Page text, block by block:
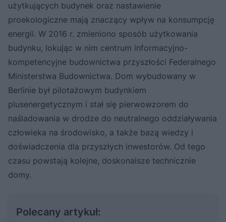
użytkujących budynek oraz nastawienie
proekologiczne mają znaczący wpływ na konsumpcję
energii. W 2016 r. zmieniono sposób użytkowania
budynku, lokując w nim centrum informacyjno-
kompetencyjne budownictwa przyszłości Federalnego
Ministerstwa Budownictwa. Dom wybudowany w
Berlinie był pilotażowym budynkiem
plusenergetycznym i stał się pierwowzorem do
naśladowania w drodze do neutralnego oddziaływania
człowieka na środowisko, a także bazą wiedzy i
doświadczenia dla przyszłych inwestorów. Od tego
czasu powstają kolejne, doskonalsze technicznie
domy.
Polecany artykuł: